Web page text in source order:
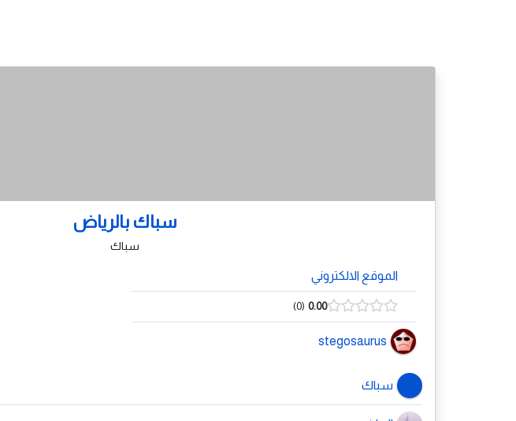
سباك بالرياض
سباك
الموقع الالكتروني
0.00
0
stegosaurus
سباك